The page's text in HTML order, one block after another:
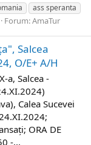
ass speranta
Forum:AmaTur
Salcea
O/E+ A/H
a, Salcea -
Calea Sucevei
ORA DE
-...